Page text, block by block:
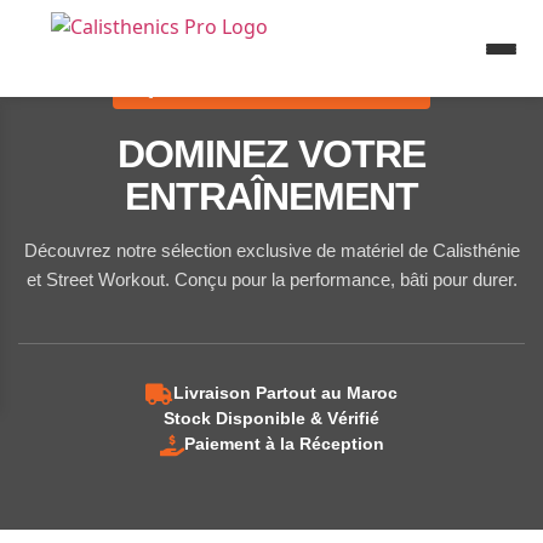
DOMINEZ VOTRE
ENTRAÎNEMENT
Découvrez notre sélection exclusive de matériel de Calisthénie
et Street Workout. Conçu pour la performance, bâti pour durer.
Livraison Partout au Maroc
Stock Disponible & Vérifié
Paiement à la Réception